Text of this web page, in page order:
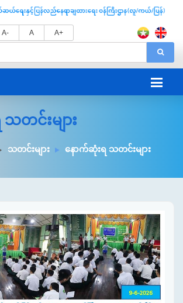
A- A A+
တင်းများ
သတင်းများ နောက်ဆုံးရ သတင်းများ